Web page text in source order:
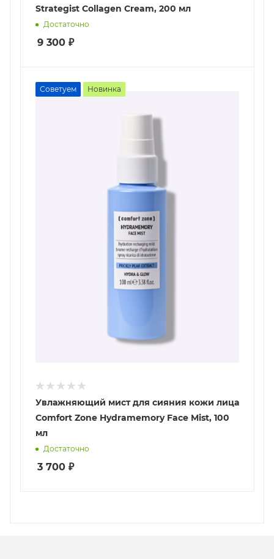
Strategist Collagen Cream, 200 мл
Достаточно
9 300 ₽
Советуем Новинка
Увлажняющий мист для сияния кожи лица
Comfort Zone Hydramemory Face Mist, 100
мл
Достаточно
3 700 ₽